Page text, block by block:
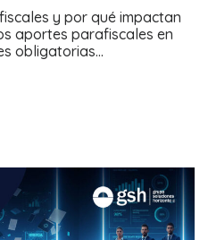
y por qué impactan
aportes parafiscales en
obligatorias…